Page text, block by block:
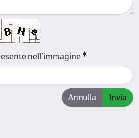
nell'immagine
Annulla Invia